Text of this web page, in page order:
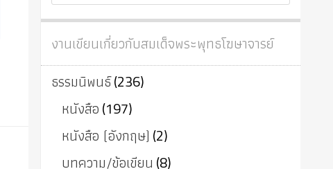
งานเขียนเกี่ยวกับสมเด็จพระพุทธโฆษาจารย์
ธรรมนิพนธ์(236)
หนังสือ(197)
หนังสือ (อังกฤษ) (2)
บทความ/ข้อเขียน (8)